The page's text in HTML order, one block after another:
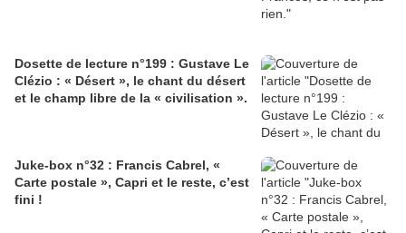
Dosette de lecture n°199 : Gustave Le
Clézio : « Désert », le chant du désert
et le champ libre de la « civilisation ».
Juke-box n°32 : Francis Cabrel, «
Carte postale », Capri et le reste, c’est
fini !